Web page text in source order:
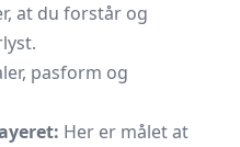
at du forstår og
pasform og
Her er målet at